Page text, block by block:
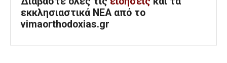
εκκλησιαστικά ΝΕΑ από το
vimaorthodoxias.gr